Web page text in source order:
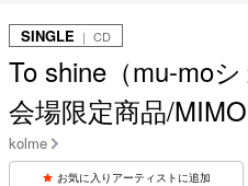
SINGLE ｜ CD
To shine（mu-mo
会場限定商品/
kolme
お気に入りアーティストに追加